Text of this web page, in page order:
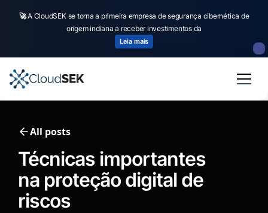
🚀A CloudSEK se torna a primeira empresa de segurança cibernética de
origem indiana a receber investimentos da
Leia mais
🚀CloudSEK becomes first Indian origin cybersecurity company to receive
investment fromUS statefund
Read more
All posts
Técnicas importantes
na proteção digital de
riscos